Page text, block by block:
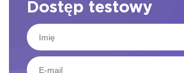
Dostęp testowy